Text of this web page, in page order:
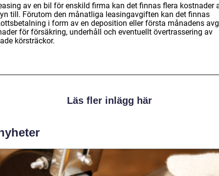
av en bil för enskild firma kan det finnas flera kostnader
till. Förutom den månatliga leasingavgiften kan det finnas
i form av en deposition eller första månadens
för försäkring, underhåll och eventuellt övertrassering av
körsträckor.
Läs fler inlägg här